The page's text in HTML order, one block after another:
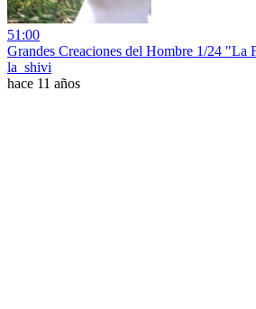
51:00
Grandes Creaciones del Hombre 1/24 "La
la_shivi
hace 11 años